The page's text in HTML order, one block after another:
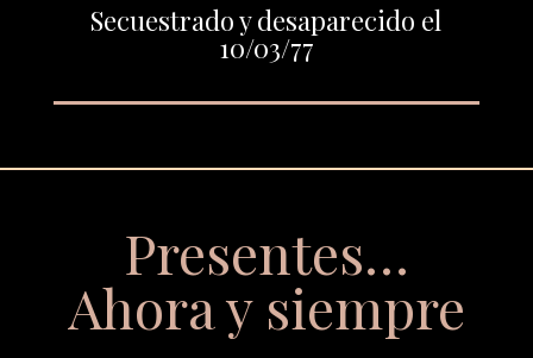
Secuestrado y desaparecido el
10/03/77
Presentes…
Ahora y siempre